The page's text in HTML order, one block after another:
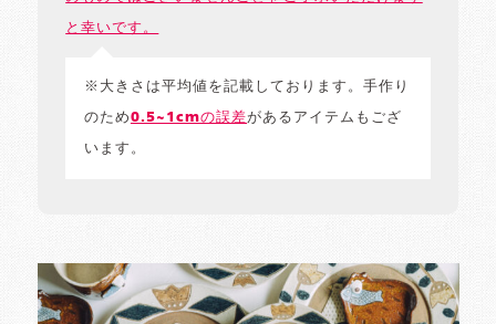
と幸いです。
※大きさは平均値を記載しております。手作り
のため0.5~1cmの誤差があるアイテムもござ
います。